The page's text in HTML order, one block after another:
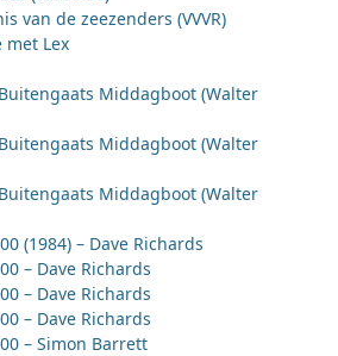
van de zeezenders (VVVR)
met Lex
Middagboot (Walter
Middagboot (Walter
Middagboot (Walter
(1984) – Dave Richards
– Dave Richards
– Dave Richards
– Dave Richards
– Simon Barrett